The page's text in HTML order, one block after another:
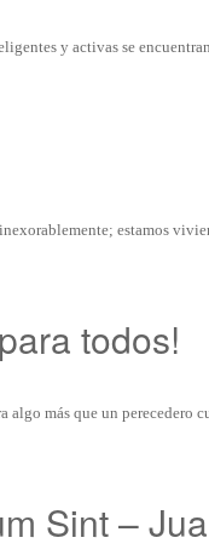
y activas se
estamos
todos!
algo más que un perecedero
Sint –